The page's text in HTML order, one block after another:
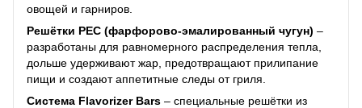
овощей и гарниров.
Решётки PEC (фарфорово-эмалированный чугун) –
разработаны для равномерного распределения тепла,
дольше удерживают жар, предотвращают прилипание
пищи и создают аппетитные следы от гриля.
Система Flavorizer Bars – специальные решётки из